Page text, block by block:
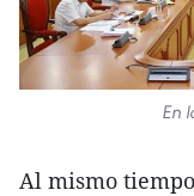
En
Al mismo